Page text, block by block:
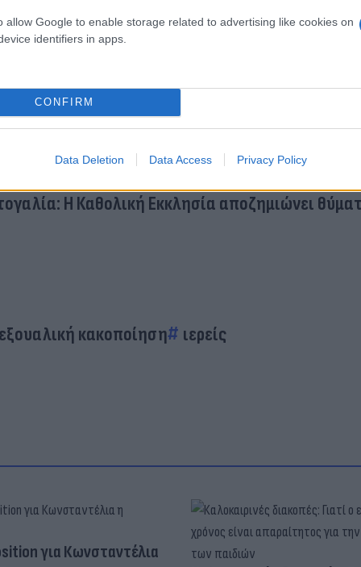
allow Google to enable storage related to advertising like cookies on
identifiers in apps.
CONFIRM
Data Deletion Data Access Privacy Policy
Εκκλησία: Αποζημιώνει τα κακοποιημένα
Η Καθολική Εκκλησία αποζημιώνει
κακοποίηση ιερείς
για Κωνσταντέλια